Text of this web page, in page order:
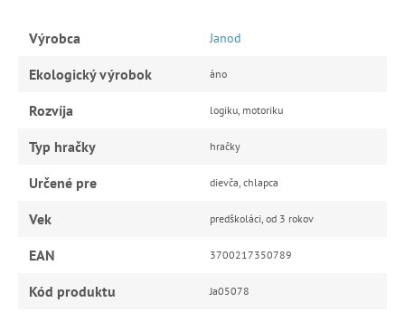
Výrobca Janod
Ekologický výrobok áno
Rozvíja logiku, motoriku
Typ hračky hračky
Určené pre dievča, chlapca
Vek predškoláci, od 3 rokov
EAN 3700217350789
Kód produktu Ja05078